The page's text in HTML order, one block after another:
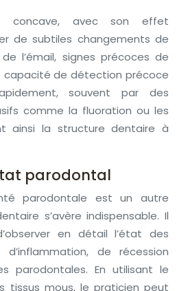
concave, avec son effet
de subtiles changements de
l’émail, signes précoces de
capacité de détection précoce
souvent par des
comme la fluoration ou les
ainsi la structure dentaire à
parodontal
parodontale est un autre
s’avère indispensable. Il
en détail l’état des
de récession
parodontales. En utilisant le
tissus mous, le praticien peut